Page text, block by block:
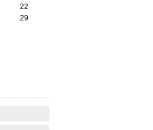
22
29